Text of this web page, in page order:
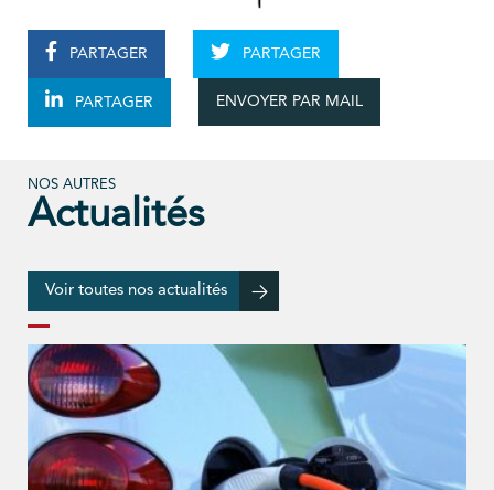
PARTAGER PARTAGER
PARTAGER ENVOYER PAR MAIL
NOS AUTRES
Actualités
Voir toutes nos actualités